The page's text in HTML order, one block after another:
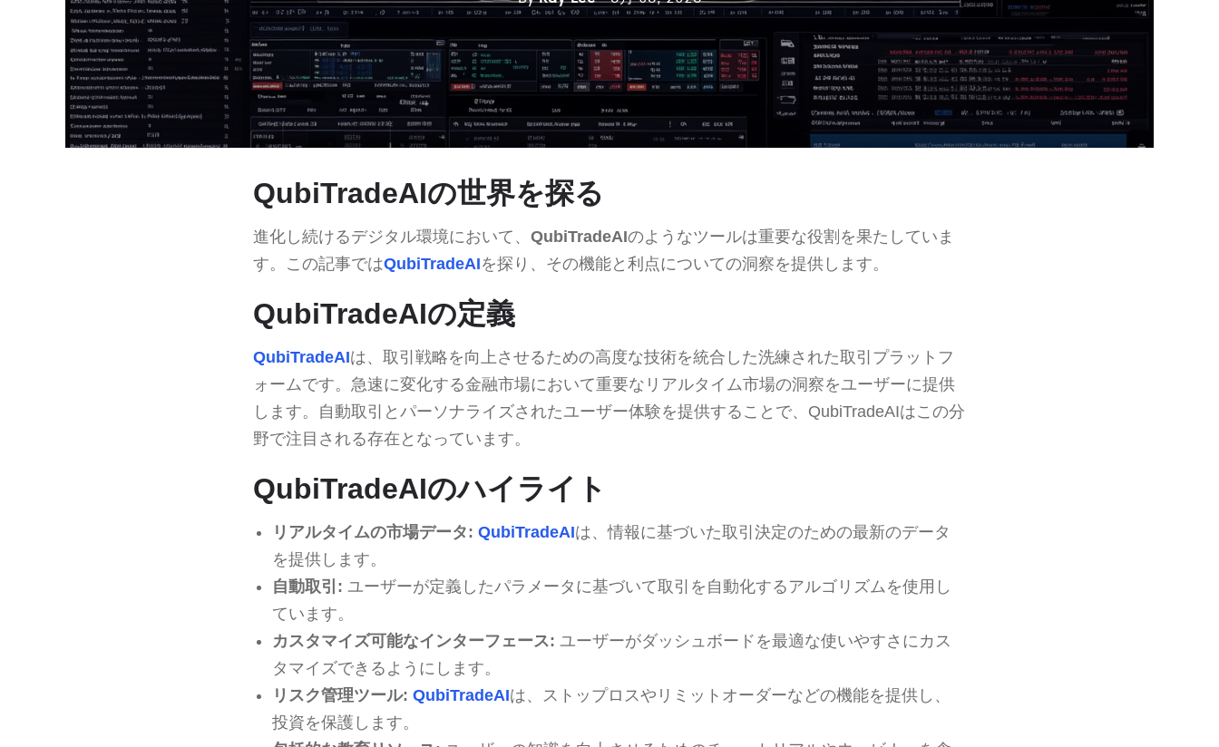
QubiTradeAIの世界を探る
進化し続けるデジタル環境において、 QubiTradeAIのようなツールは重要な役割を果たしていま
す。この記事ではQubiTradeAIを探り、その機能と利点についての洞察を提供します。
QubiTradeAIの定義
QubiTradeAIは、取引戦略を向上させるための高度な技術を統合した洗練された取引プラットフ
ォームです。急速に変化する金融市場において重要なリアルタイム市場の洞察をユーザーに提供
します。自動取引とパーソナライズされたユーザー体験を提供することで、QubiTradeAIはこの分
野で注目される存在となっています。
QubiTradeAIのハイライト
リアルタイムの市場データ: QubiTradeAIは、情報に基づいた取引決定のための最新のデータ
を提供します。
自動取引: ユーザーが定義したパラメータに基づいて取引を自動化するアルゴリズムを使用し
ています。
カスタマイズ可能なインターフェース: ユーザーがダッシュボードを最適な使いやすさにカス
タマイズできるようにします。
リスク管理ツール: QubiTradeAIは、ストップロスやリミットオーダーなどの機能を提供し、
投資を保護します。